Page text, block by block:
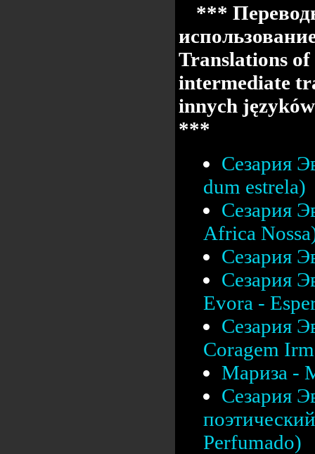
***
Translations of
intermediate
innych
***
Сезария
dum estrela)
Сезария
Africa
Сезария
Сезария
Evora -
Сезария
Coragem
Мариза -
Сезария
Perfumado)